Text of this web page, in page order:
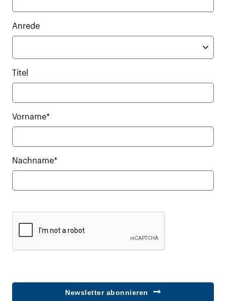
Anrede
Titel
Vorname*
Nachname*
Newsletter abonnieren